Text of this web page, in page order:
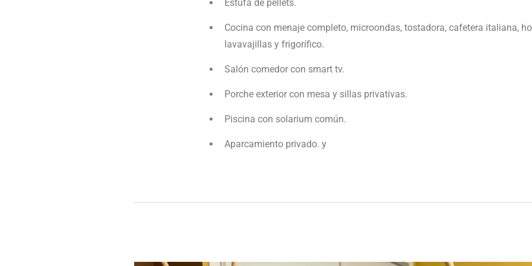
Estufa de pellets.
Cocina con menaje completo, microondas, tostadora, cafetera italiana,
lavavajillas y frigorífico.
Salón comedor con smart tv.
Porche exterior con mesa y sillas privativas.
Piscina con solarium común.
Aparcamiento privado. y